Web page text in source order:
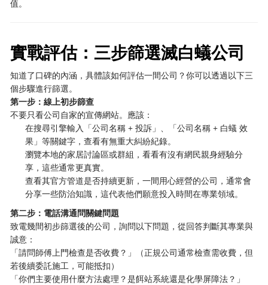
值。
實戰評估：三步篩選滅白蟻公司
知道了口碑的內涵，具體該如何評估一間公司？你可以透過以下三
個步驟進行篩選。
第一步：線上初步篩查
不要只看公司自家的宣傳網站。應該：
在搜尋引擎輸入「公司名稱 + 投訴」、「公司名稱 + 白蟻 效
果」等關鍵字，查看有無重大糾紛紀錄。
瀏覽本地的家居討論區或群組，看看有沒有網民親身經驗分
享，這些通常更真實。
查看其官方管道是否持續更新，一間用心經營的公司，通常會
分享一些防治知識，這代表他們願意投入時間在專業領域。
第二步：電話溝通問關鍵問題
致電幾間初步篩選後的公司，詢問以下問題，從回答判斷其專業與
誠意：
「請問師傅上門檢查是否收費？」（正規公司通常檢查需收費，但
若後續委託施工，可能抵扣）
「你們主要使用什麼方法處理？是餌站系統還是化學屏障法？」